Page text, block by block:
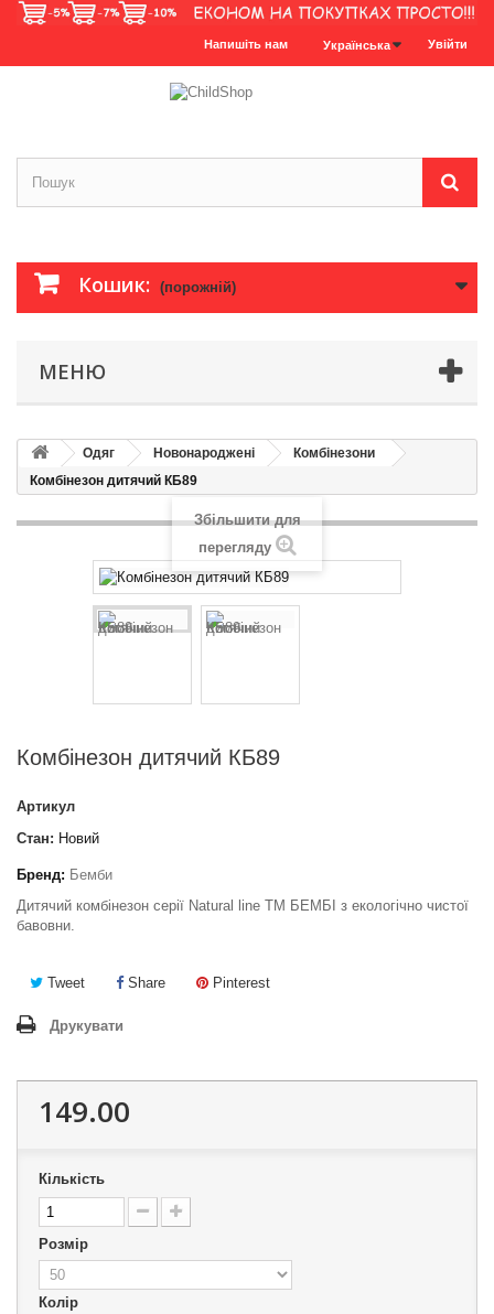
Увійти
Українська
Напишіть нам
Кошик: (порожній)
МЕНЮ
Одяг Новонароджені
Комбінезони
Комбінезон дитячий КБ89
Збільшити для
перегляду
Комбінезон дитячий КБ89
Артикул
Стан: Новий
Бренд: Бемби
Дитячий комбінезон серії Natural line ТМ БЕМБІ з екологічно чистої
бавовни.
Tweet Share Pinterest
Друкувати
149.00
Кількість
Розмір
Колір